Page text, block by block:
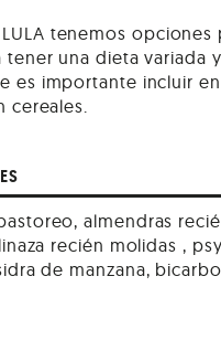
LULA tenemos
tener una dieta variada
es importante incluir
cereales.
almendras
recién molidas ,
de manzana,